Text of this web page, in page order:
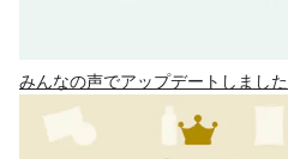
みんなの声でアップデートしました